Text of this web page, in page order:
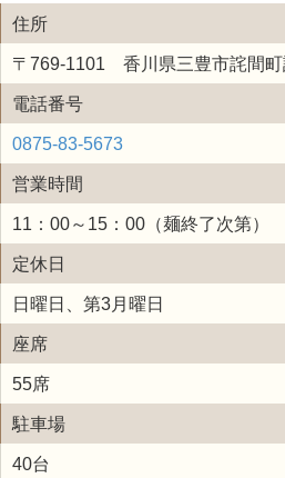
住所
〒769-1101 香川県三豊市詫間町
電話番号
0875-83-5673
営業時間
11：00～15：00（麺終了次第）
定休日
日曜日、第3月曜日
座席
55席
駐車場
40台